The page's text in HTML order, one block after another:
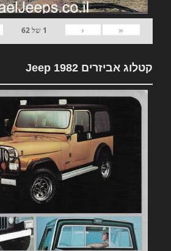
«
‹
1 של62
קטלוג אביזרים 1982 Jeep